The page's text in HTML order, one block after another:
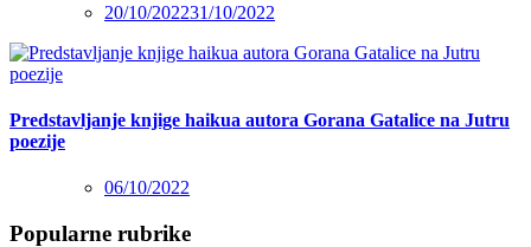
20/10/202231/10/2022
Predstavljanje knjige haikua autora Gorana Gatalice na Jutru
poezije
06/10/2022
Popularne rubrike